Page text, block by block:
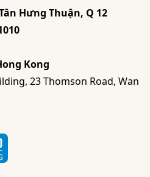
Hưng Thuận, Q 12
Kong
23 Thomson Road, Wan